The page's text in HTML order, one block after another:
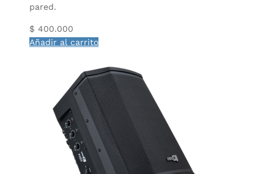
pared.
$ 400.000
Añadir al carrito